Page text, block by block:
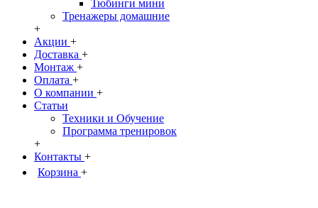
Тюбинги мини
Тренажеры домашние
+
Акции +
Доставка +
Монтаж +
Оплата +
О компании +
Статьи
Техники и Обучение
Программа тренировок
+
Контакты +
Корзина +